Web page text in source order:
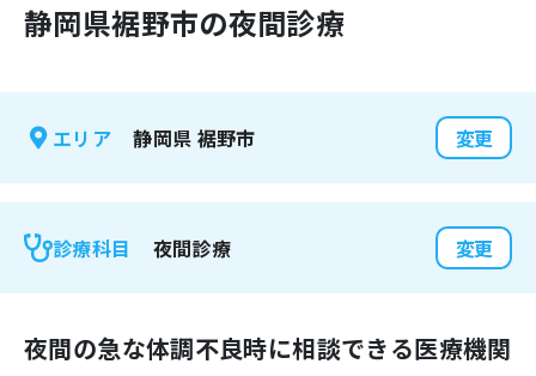
花粉症
感染症
よくあるご質問
静岡県裾野市の夜間診療
エリア 静岡県 裾野市 変更
診療科目 夜間診療 変更
夜間の急な体調不良時に相談できる医療機関